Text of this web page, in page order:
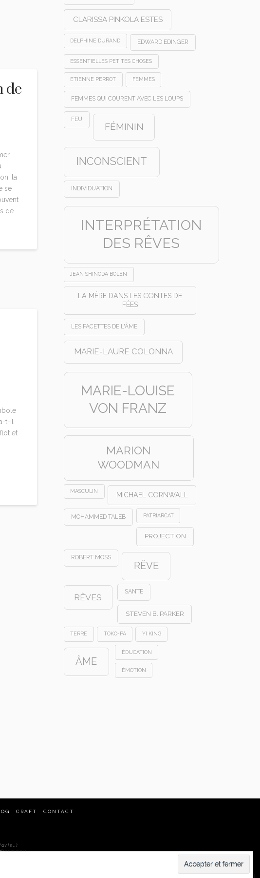
de
la
se
de …
t-il
et
CLARISSA PINKOLA ESTES
DELPHINE DURAND EDWARD EDINGER
ESSENTIELLES PETITES CHOSES
ETIENNE PERROT FEMMES
FEMMES QUI COURENT AVEC LES LOUPS
FEU
FÉMININ
INCONSCIENT
INDIVIDUATION
INTERPRÉTATION
DES RÊVES
JEAN SHINODA BOLEN
LA MÈRE DANS LES CONTES DE
FÉES
LES FACETTES DE L'ÂME
MARIE-LAURE COLONNA
MARIE-LOUISE
VON FRANZ
MARION
WOODMAN
MASCULIN MICHAEL CORNWALL
MOHAMMED TALEB PATRIARCAT
PROJECTION
ROBERT MOSS
RÊVE
RÊVES
SANTÉ
STEVEN B. PARKER
TERRE TOKO-PA YI KING
ÂME
ÉDUCATION
ÉMOTION
CRAFT CONTACT